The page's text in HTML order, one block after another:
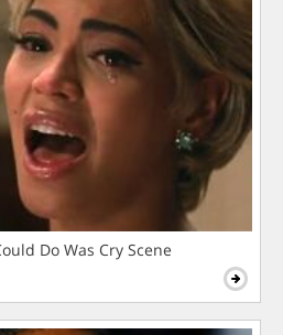
Do Was Cry Scene